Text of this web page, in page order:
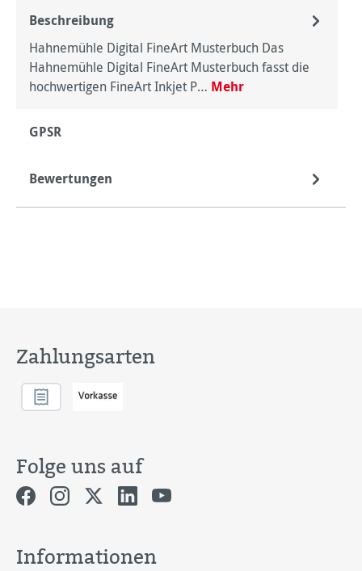
Beschreibung
Hahnemühle Digital FineArt Musterbuch Das
Hahnemühle Digital FineArt Musterbuch fasst die
hochwertigen FineArt Inkjet P… Mehr
GPSR
Bewertungen
Zahlungsarten
Folge uns auf
Informationen